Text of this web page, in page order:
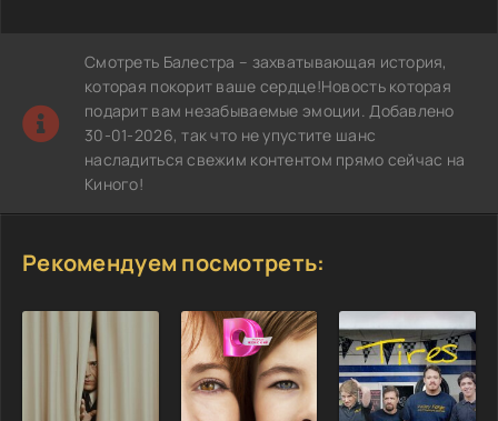
Смотреть Балестра – захватывающая история,
которая покорит ваше сердце!Новость которая
подарит вам незабываемые эмоции. Добавлено
30-01-2026, так что не упустите шанс
насладиться свежим контентом прямо сейчас на
Киного!
Рекомендуем посмотреть: